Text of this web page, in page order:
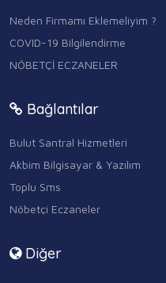
Neden Firmamı Eklemeliyim ?
COVID-19 Bilgilendirme
NÖBETÇİ ECZANELER
Bağlantılar
Bulut Santral Hizmetleri
Akbim Bilgisayar & Yazılım
Toplu Sms
Nöbetçi Eczaneler
Diğer